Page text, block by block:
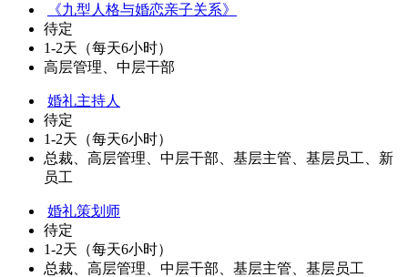
《九型人格与婚恋亲子关系》
待定
1-2天（每天6小时）
高层管理、中层干部
婚礼主持人
待定
1-2天（每天6小时）
总裁、高层管理、中层干部、基层主管、基层员工、新
员工
婚礼策划师
待定
1-2天（每天6小时）
总裁、高层管理、中层干部、基层主管、基层员工